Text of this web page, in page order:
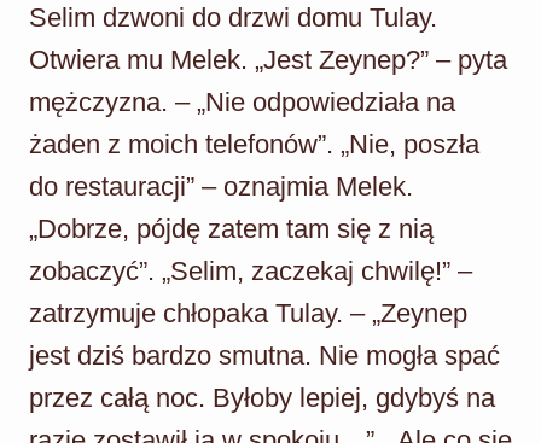
Selim dzwoni do drzwi domu Tulay.
Otwiera mu Melek. „Jest Zeynep?” – pyta
mężczyzna. – „Nie odpowiedziała na
żaden z moich telefonów”. „Nie, poszła
do restauracji” – oznajmia Melek.
„Dobrze, pójdę zatem tam się z nią
zobaczyć”. „Selim, zaczekaj chwilę!” –
zatrzymuje chłopaka Tulay. – „Zeynep
jest dziś bardzo smutna. Nie mogła spać
przez całą noc. Byłoby lepiej, gdybyś na